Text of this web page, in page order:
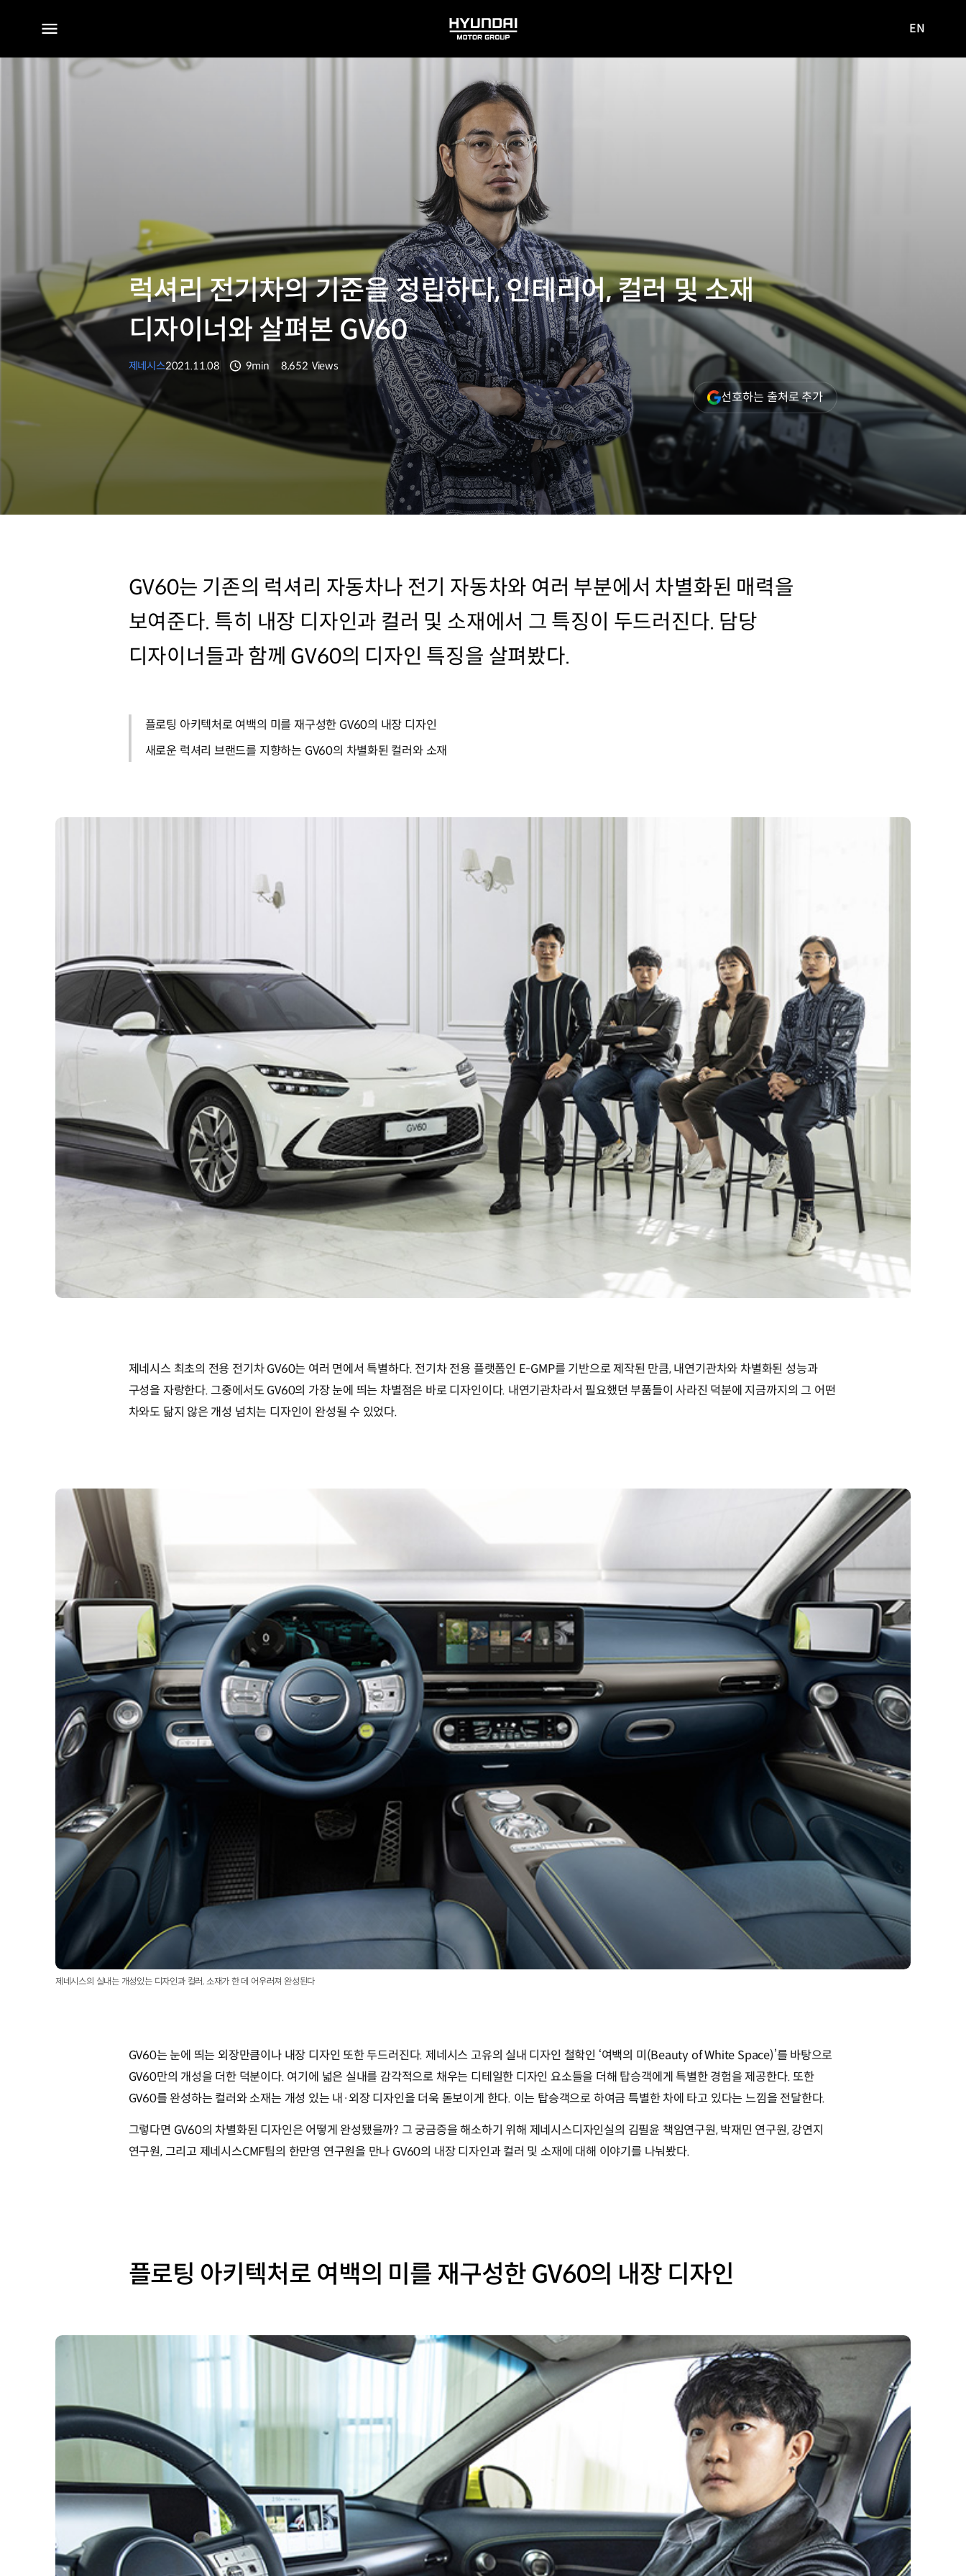
전체
HYUNDAI
MOTOR
사이트로
EN
럭셔리 전기차의 기준을 정립하다, 인테리어, 컬러 및 소재
디자이너와 살펴본 GV60
제네시스2021.11.08 9min 8,652 Views
선호하는 출처로 추가(새
창
GV60는 기존의 럭셔리 자동차나 전기 자동차와 여러 부분에서 차별화된 매력을
보여준다. 특히 내장 디자인과 컬러 및 소재에서 그 특징이 두드러진다. 담당
디자이너들과 함께 GV60의 디자인 특징을 살펴봤다.
플로팅 아키텍처로 여백의 미를 재구성한 GV60의 내장 디자인
새로운 럭셔리 브랜드를 지향하는 GV60의 차별화된 컬러와 소재
제네시스 최초의 전용 전기차 GV60는 여러 면에서 특별하다. 전기차 전용 플랫폼인 E-GMP를 기반으로 제작된 만큼, 내연기관차와 차별화된 성능과
구성을 자랑한다. 그중에서도 GV60의 가장 눈에 띄는 차별점은 바로 디자인이다. 내연기관차라서 필요했던 부품들이 사라진 덕분에 지금까지의 그 어떤
차와도 닮지 않은 개성 넘치는 디자인이 완성될 수 있었다.
제네시스의 실내는 개성있는 디자인과 컬러, 소재가 한 데 어우러져 완성된다
GV60는 눈에 띄는 외장만큼이나 내장 디자인 또한 두드러진다. 제네시스 고유의 실내 디자인 철학인 ‘여백의 미(Beauty of White Space)’를 바탕으로
GV60만의 개성을 더한 덕분이다. 여기에 넓은 실내를 감각적으로 채우는 디테일한 디자인 요소들을 더해 탑승객에게 특별한 경험을 제공한다. 또한
GV60를 완성하는 컬러와 소재는 개성 있는 내·외장 디자인을 더욱 돋보이게 한다. 이는 탑승객으로 하여금 특별한 차에 타고 있다는 느낌을 전달한다.
그렇다면 GV60의 차별화된 디자인은 어떻게 완성됐을까? 그 궁금증을 해소하기 위해 제네시스디자인실의 김필윤 책임연구원, 박재민 연구원, 강연지
연구원, 그리고 제네시스CMF팀의 한만영 연구원을 만나 GV60의 내장 디자인과 컬러 및 소재에 대해 이야기를 나눠봤다.
플로팅 아키텍처로 여백의 미를 재구성한 GV60의 내장 디자인